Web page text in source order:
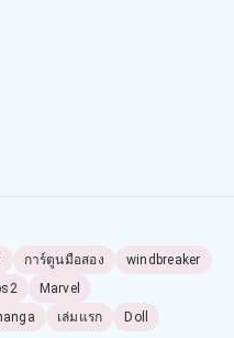
การ์ตูนมือสอง
windbreaker
Marvel
เล่มแรก Doll